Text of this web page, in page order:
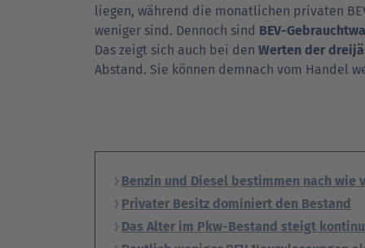
liegen, während die monat­lichen privaten
weniger sind. Dennoch sind BEV-
Das zeigt sich auch bei den Werten der
Abstand. Sie können demnach vom Handel
Benzin und Diesel bestimmen nach wie
Privater Besitz dominiert den Bestand
Das Alter im Pkw-Bestand steigt